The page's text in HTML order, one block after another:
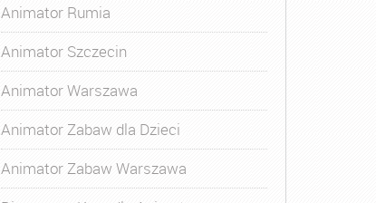
Animator Rumia
Animator Szczecin
Animator Warszawa
Animator Zabaw dla Dzieci
Animator Zabaw Warszawa